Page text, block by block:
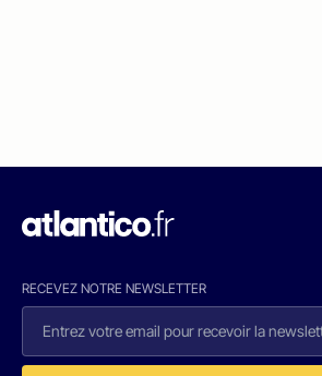
RECEVEZ NOTRE NEWSLETTER